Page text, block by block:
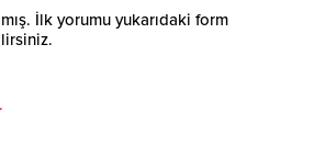
İlk yorumu yukarıdaki form